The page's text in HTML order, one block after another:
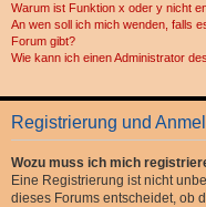
Warum ist Funktion x oder y nicht
An wen soll ich mich wenden, falls
Forum gibt?
Wie kann ich einen Administrator
Registrierung und
Wozu muss ich mich
Eine Registrierung ist nicht
dieses Forums entscheidet, ob